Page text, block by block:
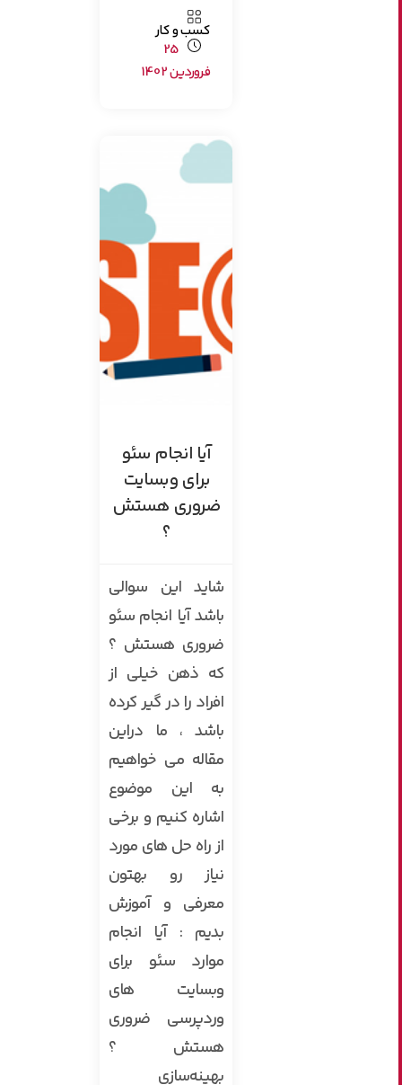
کسب و کار
25
فروردین 1402
آیا انجام سئو
برای وبسایت
ضروری هستش
؟
شاید این سوالی
باشد آیا انجام سئو
ضروری هستش ؟
که ذهن خیلی از
افراد را در گیر کرده
باشد ، ما دراین
مقاله می خواهیم
به این موضوع
اشاره کنیم و برخی
از راه حل های مورد
نیاز رو بهتون
معرفی و آموزش
بدیم : آیا انجام
موارد سئو برای
وبسایت های
وردپرسی ضروری
هستش ؟
بهینه‌سازی